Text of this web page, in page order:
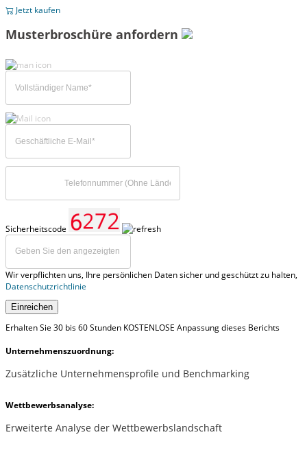
Jetzt kaufen
Musterbroschüre anfordern
Sicherheitscode
Wir verpflichten uns, Ihre persönlichen Daten sicher und geschützt zu halten,
Datenschutzrichtlinie
Einreichen
Erhalten Sie 30 bis 60 Stunden KOSTENLOSE Anpassung dieses Berichts
Unternehmenszuordnung:
Zusätzliche Unternehmensprofile und Benchmarking
Wettbewerbsanalyse:
Erweiterte Analyse der Wettbewerbslandschaft